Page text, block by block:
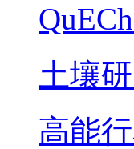
土壤
高能